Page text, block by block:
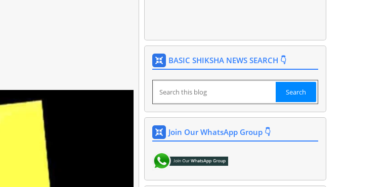
BASIC SHIKSHA NEWS SEARCH 👇
Join Our WhatsApp Group 👇